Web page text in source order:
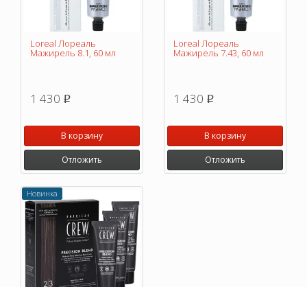
Loreal Лореаль
Мажирель 8.1, 60 мл
1 430 p
В корзину
Отложить
Loreal Лореаль
Мажирель 7.43, 60 мл
1 430 p
В корзину
Отложить
Новинка